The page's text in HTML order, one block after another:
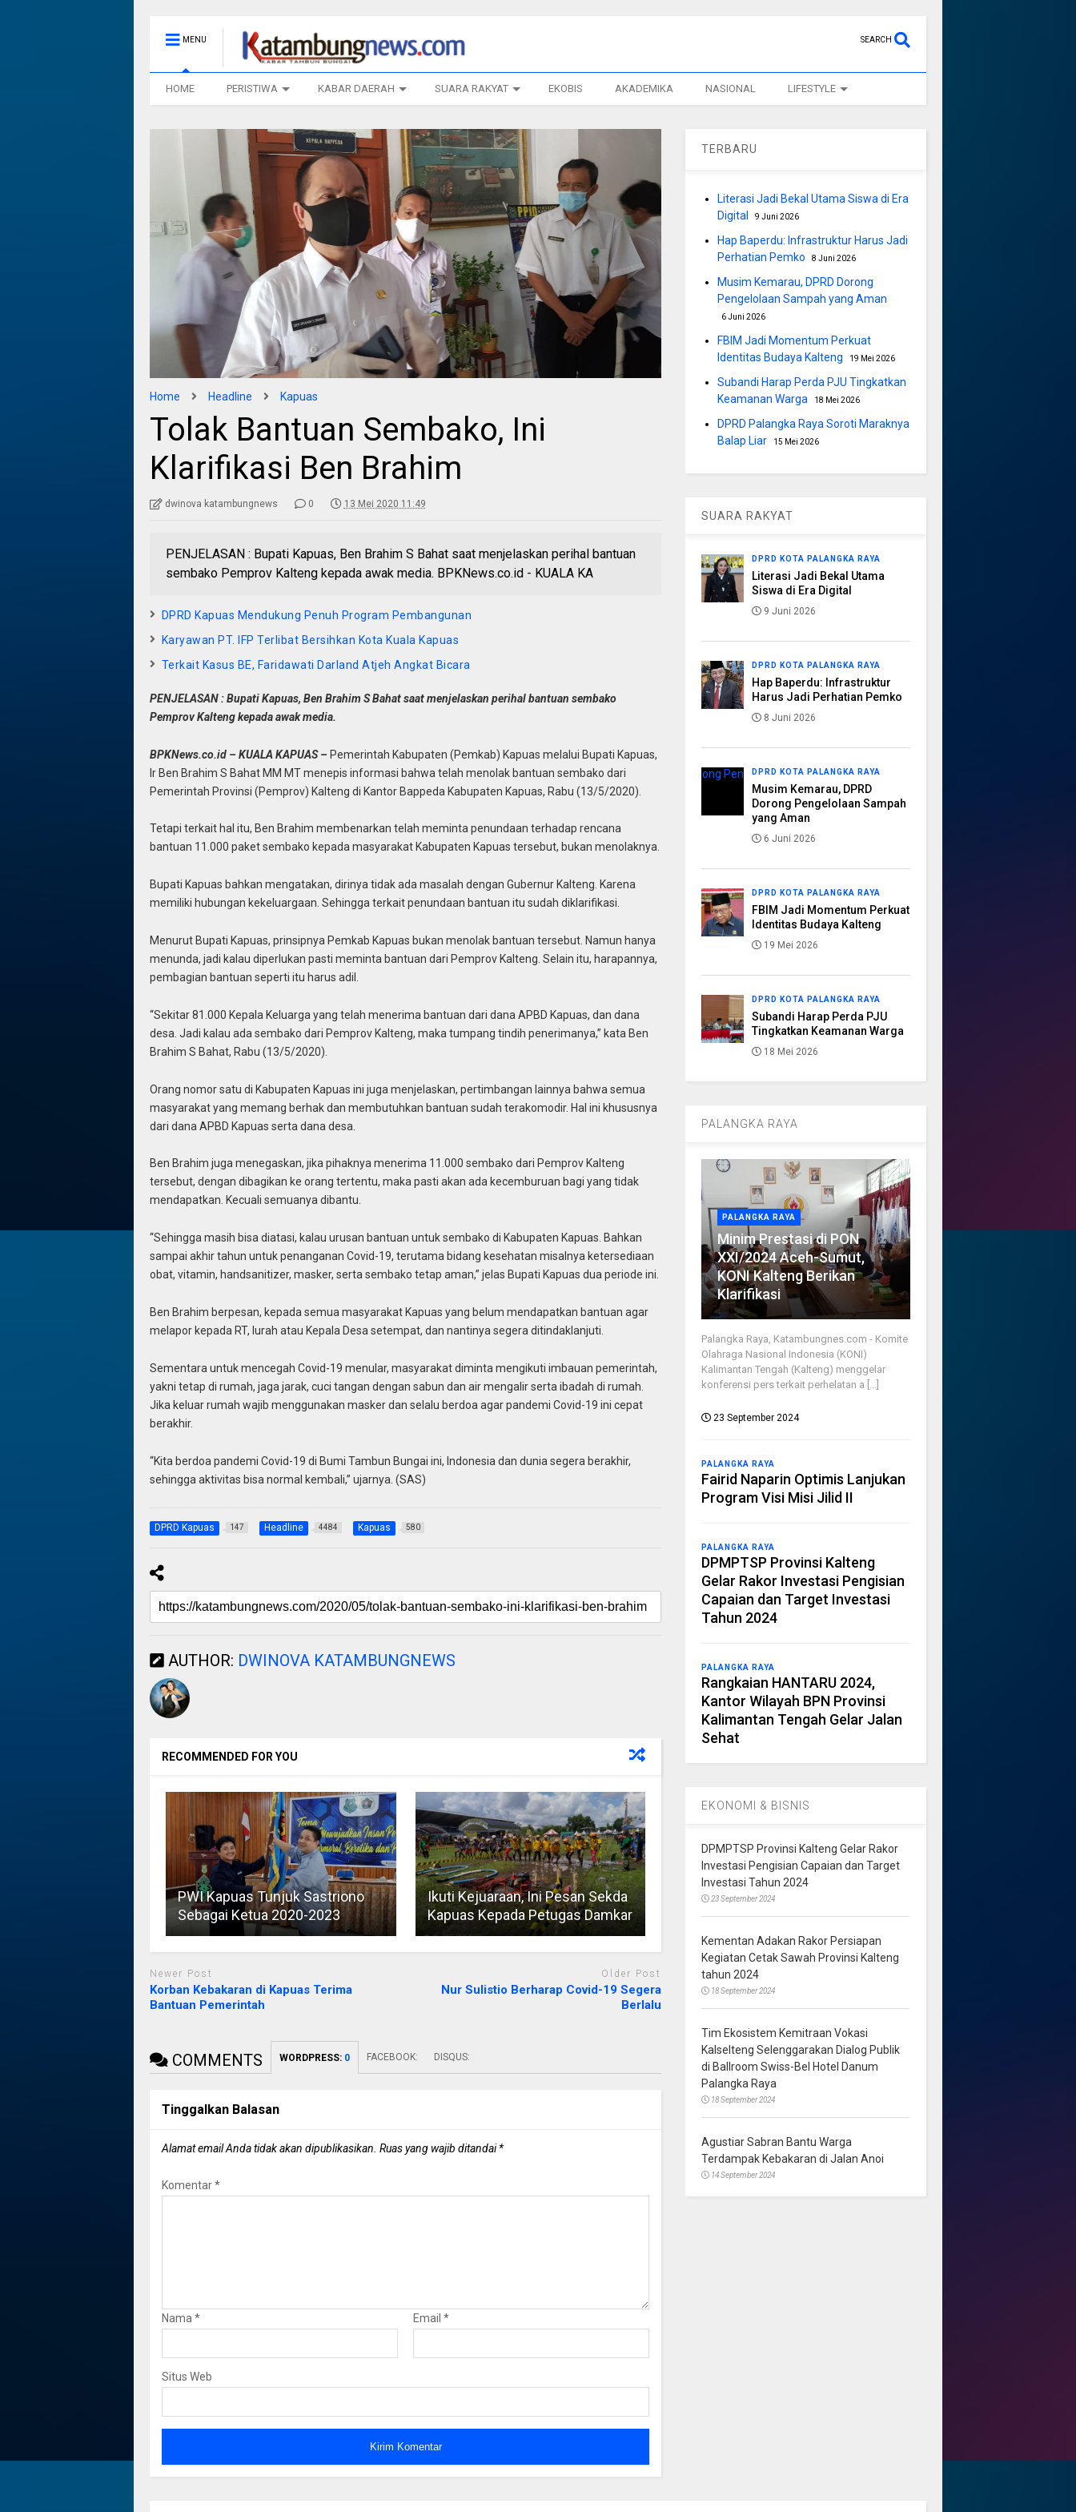
MENU SEARCH
HOME PERISTIWA KABAR DAERAH SUARA RAKYAT EKOBIS AKADEMIKA NASIONAL LIFESTYLE
Home Headline Kapuas
Tolak Bantuan Sembako, Ini
Klarifikasi Ben Brahim
dwinova katambungnews 0 13 Mei 2020 11:49
PENJELASAN : Bupati Kapuas, Ben Brahim S Bahat saat menjelaskan perihal bantuan
sembako Pemprov Kalteng kepada awak media. BPKNews.co.id - KUALA KA
DPRD Kapuas Mendukung Penuh Program Pembangunan
Karyawan PT. IFP Terlibat Bersihkan Kota Kuala Kapuas
Terkait Kasus BE, Faridawati Darland Atjeh Angkat Bicara
PENJELASAN : Bupati Kapuas, Ben Brahim S Bahat saat menjelaskan perihal bantuan sembako
Pemprov Kalteng kepada awak media.
BPKNews.co.id – KUALA KAPUAS – Pemerintah Kabupaten (Pemkab) Kapuas melalui Bupati Kapuas,
Ir Ben Brahim S Bahat MM MT menepis informasi bahwa telah menolak bantuan sembako dari
Pemerintah Provinsi (Pemprov) Kalteng di Kantor Bappeda Kabupaten Kapuas, Rabu (13/5/2020).
Tetapi terkait hal itu, Ben Brahim membenarkan telah meminta penundaan terhadap rencana
bantuan 11.000 paket sembako kepada masyarakat Kabupaten Kapuas tersebut, bukan menolaknya.
Bupati Kapuas bahkan mengatakan, dirinya tidak ada masalah dengan Gubernur Kalteng. Karena
memiliki hubungan kekeluargaan. Sehingga terkait penundaan bantuan itu sudah diklarifikasi.
Menurut Bupati Kapuas, prinsipnya Pemkab Kapuas bukan menolak bantuan tersebut. Namun hanya
menunda, jadi kalau diperlukan pasti meminta bantuan dari Pemprov Kalteng. Selain itu, harapannya,
pembagian bantuan seperti itu harus adil.
“Sekitar 81.000 Kepala Keluarga yang telah menerima bantuan dari dana APBD Kapuas, dan dana
desa. Jadi kalau ada sembako dari Pemprov Kalteng, maka tumpang tindih penerimanya,” kata Ben
Brahim S Bahat, Rabu (13/5/2020).
Orang nomor satu di Kabupaten Kapuas ini juga menjelaskan, pertimbangan lainnya bahwa semua
masyarakat yang memang berhak dan membutuhkan bantuan sudah terakomodir. Hal ini khususnya
dari dana APBD Kapuas serta dana desa.
Ben Brahim juga menegaskan, jika pihaknya menerima 11.000 sembako dari Pemprov Kalteng
tersebut, dengan dibagikan ke orang tertentu, maka pasti akan ada kecemburuan bagi yang tidak
mendapatkan. Kecuali semuanya dibantu.
“Sehingga masih bisa diatasi, kalau urusan bantuan untuk sembako di Kabupaten Kapuas. Bahkan
sampai akhir tahun untuk penanganan Covid-19, terutama bidang kesehatan misalnya ketersediaan
obat, vitamin, handsanitizer, masker, serta sembako tetap aman,” jelas Bupati Kapuas dua periode ini.
Ben Brahim berpesan, kepada semua masyarakat Kapuas yang belum mendapatkan bantuan agar
melapor kepada RT, lurah atau Kepala Desa setempat, dan nantinya segera ditindaklanjuti.
Sementara untuk mencegah Covid-19 menular, masyarakat diminta mengikuti imbauan pemerintah,
yakni tetap di rumah, jaga jarak, cuci tangan dengan sabun dan air mengalir serta ibadah di rumah.
Jika keluar rumah wajib menggunakan masker dan selalu berdoa agar pandemi Covid-19 ini cepat
berakhir.
“Kita berdoa pandemi Covid-19 di Bumi Tambun Bungai ini, Indonesia dan dunia segera berakhir,
sehingga aktivitas bisa normal kembali,” ujarnya. (SAS)
DPRD Kapuas 147 Headline 4484 Kapuas 580
AUTHOR: DWINOVA KATAMBUNGNEWS
RECOMMENDED FOR YOU
PWI Kapuas Tunjuk Sastriono
Sebagai Ketua 2020-2023
Ikuti Kejuaraan, Ini Pesan Sekda
Kapuas Kepada Petugas Damkar
Newer Post
Korban Kebakaran di Kapuas Terima
Bantuan Pemerintah
Older Post
Nur Sulistio Berharap Covid-19 Segera
Berlalu
COMMENTS WORDPRESS: 0 FACEBOOK: DISQUS:
Tinggalkan Balasan
Alamat email Anda tidak akan dipublikasikan. Ruas yang wajib ditandai*
Komentar*
Nama* Email *
Situs Web
TERBARU
Literasi Jadi Bekal Utama Siswa di Era
Digital
9 Juni 2026
Hap Baperdu: Infrastruktur Harus Jadi
Perhatian Pemko
8 Juni 2026
Musim Kemarau, DPRD Dorong
Pengelolaan Sampah yang Aman
6 Juni 2026
FBIM Jadi Momentum Perkuat
Identitas Budaya Kalteng
19 Mei 2026
Subandi Harap Perda PJU Tingkatkan
Keamanan Warga
18 Mei 2026
DPRD Palangka Raya Soroti Maraknya
Balap Liar
15 Mei 2026
SUARA RAKYAT
DPRD KOTA PALANGKA RAYA
Literasi Jadi Bekal Utama
Siswa di Era Digital
9 Juni 2026
DPRD KOTA PALANGKA RAYA
Hap Baperdu: Infrastruktur
Harus Jadi Perhatian Pemko
8 Juni 2026
DPRD KOTA PALANGKA RAYA
Musim Kemarau, DPRD
Dorong Pengelolaan Sampah
yang Aman
6 Juni 2026
DPRD KOTA PALANGKA RAYA
FBIM Jadi Momentum Perkuat
Identitas Budaya Kalteng
19 Mei 2026
DPRD KOTA PALANGKA RAYA
Subandi Harap Perda PJU
Tingkatkan Keamanan Warga
18 Mei 2026
PALANGKA RAYA
PALANGKA RAYA
Minim Prestasi di PON
XXI/2024 Aceh-Sumut,
KONI Kalteng Berikan
Klarifikasi
Palangka Raya, Katambungnes.com - Komite
Olahraga Nasional Indonesia (KONI)
Kalimantan Tengah (Kalteng) menggelar
konferensi pers terkait perhelatan a [...]
23 September 2024
PALANGKA RAYA
Fairid Naparin Optimis Lanjukan
Program Visi Misi Jilid II
PALANGKA RAYA
DPMPTSP Provinsi Kalteng
Gelar Rakor Investasi Pengisian
Capaian dan Target Investasi
Tahun 2024
PALANGKA RAYA
Rangkaian HANTARU 2024,
Kantor Wilayah BPN Provinsi
Kalimantan Tengah Gelar Jalan
Sehat
EKONOMI & BISNIS
DPMPTSP Provinsi Kalteng Gelar Rakor
Investasi Pengisian Capaian dan Target
Investasi Tahun 2024
23 September 2024
Kementan Adakan Rakor Persiapan
Kegiatan Cetak Sawah Provinsi Kalteng
tahun 2024
18 September 2024
Tim Ekosistem Kemitraan Vokasi
Kalselteng Selenggarakan Dialog Publik
di Ballroom Swiss-Bel Hotel Danum
Palangka Raya
18 September 2024
Agustiar Sabran Bantu Warga
Terdampak Kebakaran di Jalan Anoi
14 September 2024